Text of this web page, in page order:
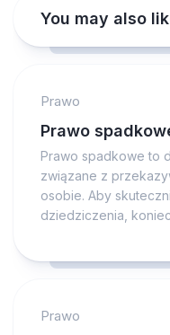
You may also
Prawo
Prawo
Prawo spadkowe to
związane z
osobie. Aby
dziedziczenia,
Prawo